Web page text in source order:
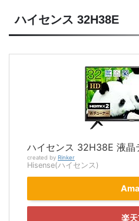
ハイセンス 32H38E
ハイセンス 32H38E 液晶
created by Rinker
Hisense(ハイセンス)
楽